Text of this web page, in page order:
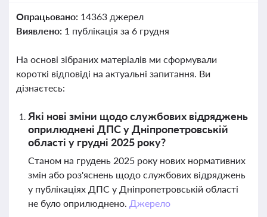
Опрацьовано: 14363 джерел
Виявлено: 1 публікація за 6 грудня
На основі зібраних матеріалів ми сформували
короткі відповіді на актуальні запитання. Ви
дізнаєтесь:
Які нові зміни щодо службових відряджень
оприлюднені ДПС у Дніпропетровській
області у грудні 2025 року?
Станом на грудень 2025 року нових нормативних
змін або роз'яснень щодо службових відряджень
у публікаціях ДПС у Дніпропетровській області
не було оприлюднено. Джерело